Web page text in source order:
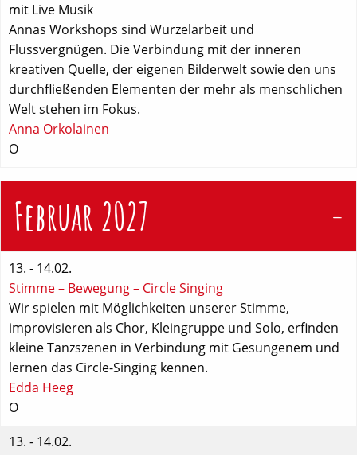
mit Live Musik
Annas Workshops sind Wurzelarbeit und
Flussvergnügen. Die Verbindung mit der inneren
kreativen Quelle, der eigenen Bilderwelt sowie den uns
durchfließenden Elementen der mehr als menschlichen
Welt stehen im Fokus.
Anna Orkolainen
O
Februar 2027
13. - 14.02.
Stimme – Bewegung – Circle Singing
Wir spielen mit Möglichkeiten unserer Stimme,
improvisieren als Chor, Kleingruppe und Solo, erfinden
kleine Tanzszenen in Verbindung mit Gesungenem und
lernen das Circle-Singing kennen.
Edda Heeg
O
13. - 14.02.